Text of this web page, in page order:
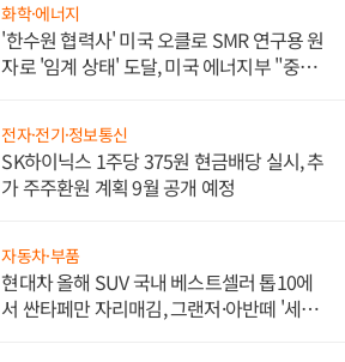
화학·에너지
'한수원 협력사' 미국 오클로 SMR 연구용 원
자로 '임계 상태' 도달, 미국 에너지부 "중요
전자·전기·정보통신
SK하이닉스 1주당 375원 현금배당 실시, 추
가 주주환원 계획 9월 공개 예정
자동차·부품
현대차 올해 SUV 국내 베스트셀러 톱10에
서 싼타페만 자리매김, 그랜저·아반떼 '세단